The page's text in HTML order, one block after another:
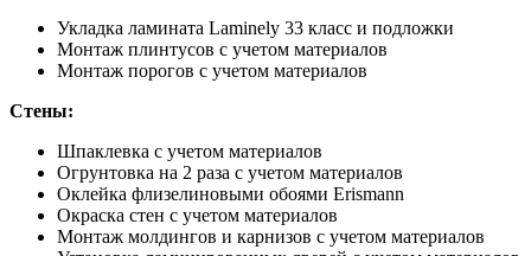
Укладка ламината Laminely 33 класс и подложки
Монтаж плинтусов с учетом материалов
Монтаж порогов с учетом материалов
Стены:
Шпаклевка с учетом материалов
Огрунтовка на 2 раза с учетом материалов
Оклейка флизелиновыми обоями Erismann
Окраска стен с учетом материалов
Монтаж молдингов и карнизов с учетом материалов